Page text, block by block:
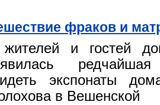
фраков и
и гостей
экспонаты
в Вешенской